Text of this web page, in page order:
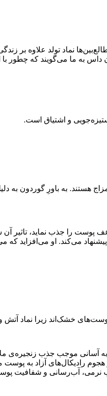
نماد تولد علاوه بر
به ما می‌گویند که چطور
و اشتیاق است.
به باورِ گوردون به
را جذب نماید، تاثیر آن
می‌کند. او می‌افزاید
خشک‌اند زیرا نماد آتش و
به آسانی موجب جذب
نرمی، آب‌رسانی و